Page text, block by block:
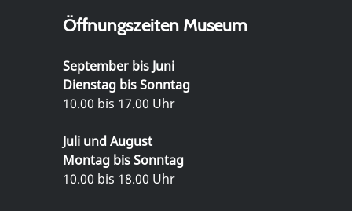
Öffnungszeiten Museum
September bis Juni
Dienstag bis Sonntag
10.00 bis 17.00 Uhr
Juli und August
Montag bis Sonntag
10.00 bis 18.00 Uhr